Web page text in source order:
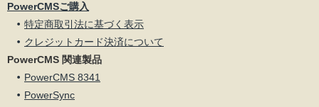
PowerCMSご購入
特定商取引法に基づく表示
クレジットカード決済について
PowerCMS 関連製品
PowerCMS 8341
PowerSync